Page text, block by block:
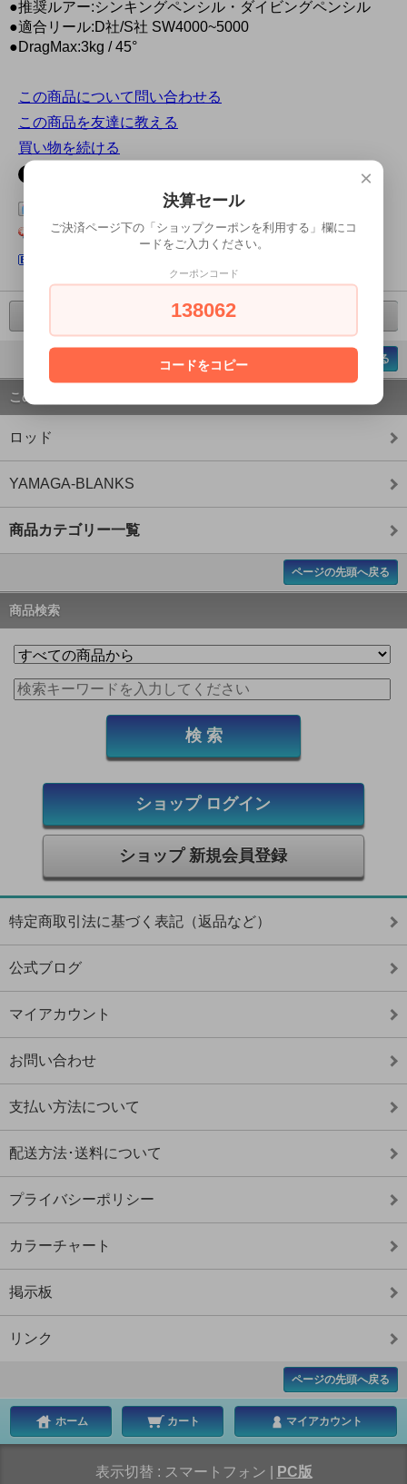
●推奨ルアー:シンキングペンシル・ダイビングペンシル
●適合リール:D社/S社 SW4000~5000
●DragMax:3kg / 45°
この商品について問い合わせる
この商品を友達に教える
買い物を続ける
この商品をログピでつぶやく
Yahoo!ブックマークに登録する
ページの先頭へ戻る
この商品のカテゴリー
ロッド
YAMAGA-BLANKS
商品カテゴリー一覧
ページの先頭へ戻る
商品検索
ショップ ログイン
ショップ 新規会員登録
特定商取引法に基づく表記（返品など）
公式ブログ
マイアカウント
お問い合わせ
支払い方法について
配送方法･送料について
プライバシーポリシー
カラーチャート
掲示板
リンク
ページの先頭へ戻る
ホーム カート マイアカウント
表示切替 : スマートフォン PC版
×
決算セール
ご決済ページ下の「ショップクーポンを利用する」欄にコ
ードをご入力ください。
クーポンコード
138062
コードをコピー